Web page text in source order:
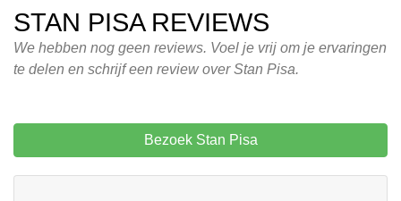
STAN PISA REVIEWS
We hebben nog geen reviews. Voel je vrij om je ervaringen
te delen en schrijf een review over Stan Pisa.
Bezoek Stan Pisa